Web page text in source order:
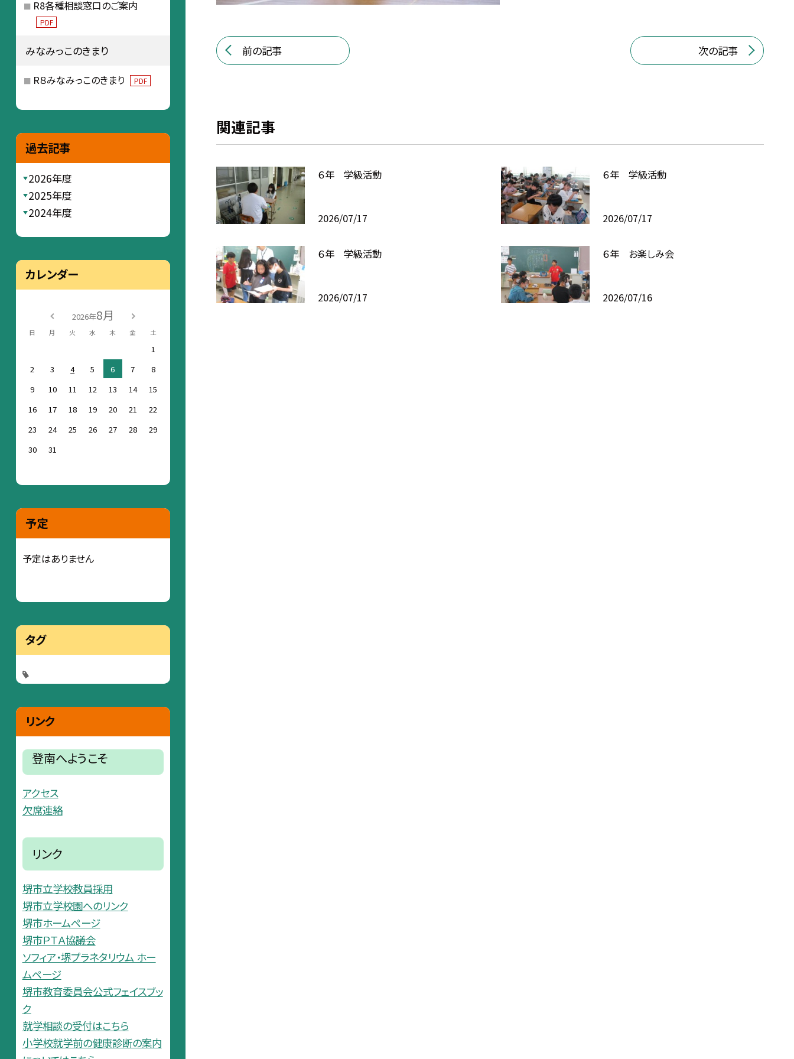
前の記事 次の記事
関連記事
６年 学級活動
2026/07/17
６年 学級活動
2026/07/17
６年 学級活動
2026/07/17
６年 お楽しみ会
2026/07/16
R8各種相談窓口のご案内
PDF
みなみっこのきまり
R８みなみっこのきまり PDF
過去記事
2026年度
2025年度
2024年度
カレンダー
2026年8月
日 月 火 水 木 金 土
1
2
3 4 5 6 7
8
9
10 11 12 13 14
15
16
17 18 19 20 21
22
23
24 25 26 27 28
29
30
31
予定
予定はありません
タグ
リンク
登南へようこそ
アクセス
欠席連絡
リンク
堺市立学校教員採用
堺市立学校園へのリンク
堺市ホームページ
堺市ＰＴＡ協議会
ソフィア・堺プラネタリウム ホー
ムページ
堺市教育委員会公式フェイスブッ
ク
就学相談の受付はこちら
小学校就学前の健康診断の案内